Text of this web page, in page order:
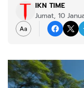
IKN TIME
Jumat, 10